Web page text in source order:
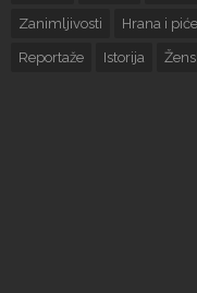
Zanimljivosti Hrana i piće
Reportaže Istorija